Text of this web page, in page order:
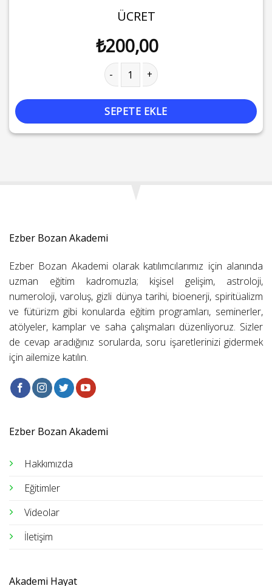
ÜCRET
₺200,00
SEPETE EKLE
Ezber Bozan Akademi
Ezber Bozan Akademi olarak katılımcılarımız için alanında
uzman eğitim kadromuzla; kişisel gelişim, astroloji,
numeroloji, varoluş, gizli dünya tarihi, bioenerji, spiritüalizm
ve fütürizm gibi konularda eğitim programları, seminerler,
atölyeler, kamplar ve saha çalışmaları düzenliyoruz. Sizler
de cevap aradığınız sorularda, soru işaretlerinizi gidermek
için ailemize katılın.
Ezber Bozan Akademi
Hakkımızda
Eğitimler
Videolar
İletişim
Akademi Hayat